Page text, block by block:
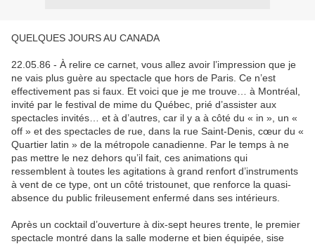
QUELQUES JOURS AU CANADA
22.05.86 - À relire ce carnet, vous allez avoir l’impression que je
ne vais plus guère au spectacle que hors de Paris. Ce n’est
effectivement pas si faux. Et voici que je me trouve… à Montréal,
invité par le festival de mime du Québec, prié d’assister aux
spectacles invités… et à d’autres, car il y a à côté du « in », un «
off » et des spectacles de rue, dans la rue Saint-Denis, cœur du «
Quartier latin » de la métropole canadienne. Par le temps à ne
pas mettre le nez dehors qu’il fait, ces animations qui
ressemblent à toutes les agitations à grand renfort d’instruments
à vent de ce type, ont un côté tristounet, que renforce la quasi-
absence du public frileusement enfermé dans ses intérieurs.
Après un cocktail d’ouverture à dix-sept heures trente, le premier
spectacle montré dans la salle moderne et bien équipée, sise